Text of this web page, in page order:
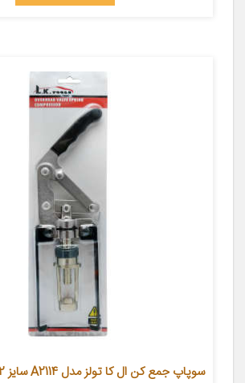
سوپاپ جمع کن ال کا تولز مدل A2114 سایز 12 اینچ